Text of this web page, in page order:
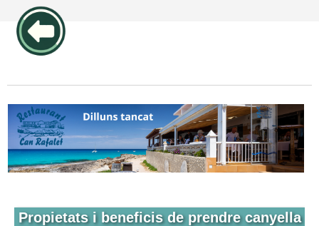
Propietats i beneficis de prendre canyella